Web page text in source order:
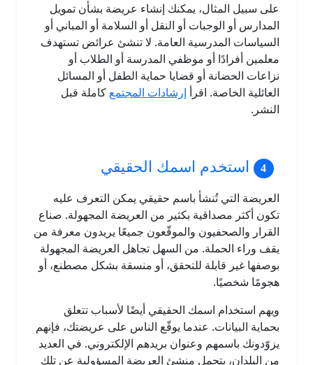
على سبيل المثال، يمكنك إنشاء عريضة بشأن تمويل
المدارس أو الوجبات أو النقل أو السلامة أو المباني أو
السياسات المدرسية العامة. لا تنشئ عرائض تستهدف
معلمين أفرادًا أو موظفي المدرسة أو الطلاب أو
نزاعات الحضانة أو قضايا حماية الطفل أو المسائل
العائلية الخاصة. اقرأ إرشادات المجتمع كاملة قبل
النشر.
استخدم اسمك الحقيقي
العريضة التي تُنشأ باسم حقيقي يمكن التعرف عليه
تكون أكثر مصداقية بكثير من العريضة المجهولة. صناع
القرار والصحفيون والموقّعون جميعًا يريدون معرفة من
يقف وراء الحملة. من السهل تجاهل العريضة المجهولة
بوصفها غير قابلة للتحقق، أو منسقة بشكل مصطنع، أو
هجومًا شخصيًا.
ويهم استخدام اسمك الحقيقي أيضًا لأسباب تتعلق
بحماية البيانات. عندما يوقّع الناس على عريضتك، فإنهم
يزوّدونك باسمهم وعنوان بريدهم الإلكتروني. في العديد
من البلدان، يتحمل منشئ العريضة المسؤولية عن تلك